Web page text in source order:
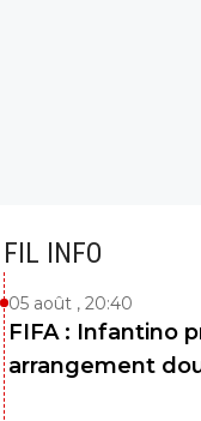
FIL INFO
05 août , 20:40
FIFA : Infantino
arrangement